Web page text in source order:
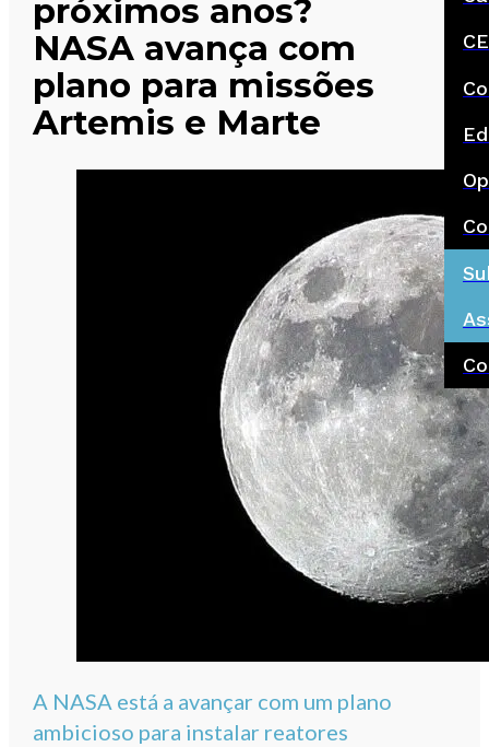
próximos anos?
NASA avança com
plano para missões
Artemis e Marte
A NASA está a avançar com um plano
ambicioso para instalar reatores